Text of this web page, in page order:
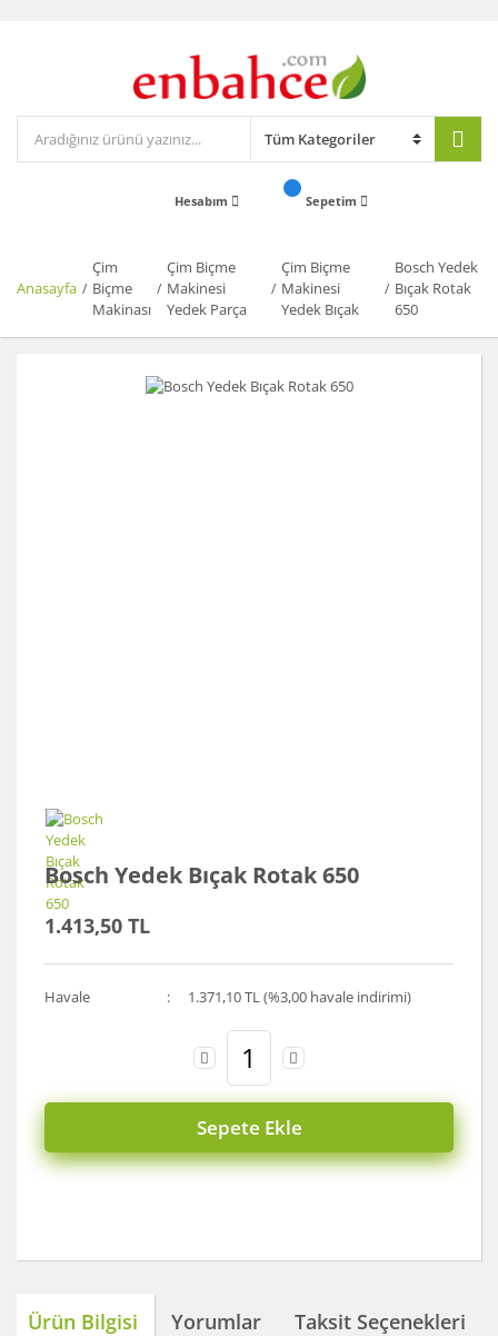
Hesabım Sepetim
Anasayfa
Çim
Biçme
Makinası
Çim Biçme
Makinesi
Yedek Parça
Çim Biçme
Makinesi
Yedek Bıçak
Bosch Yedek
Bıçak Rotak
650
Bosch Yedek Bıçak Rotak 650
1.413,50 TL
Havale 1.371,10 TL (%3,00 havale indirimi)
Sepete Ekle
Ürün Bilgisi Yorumlar Taksit Seçenekleri